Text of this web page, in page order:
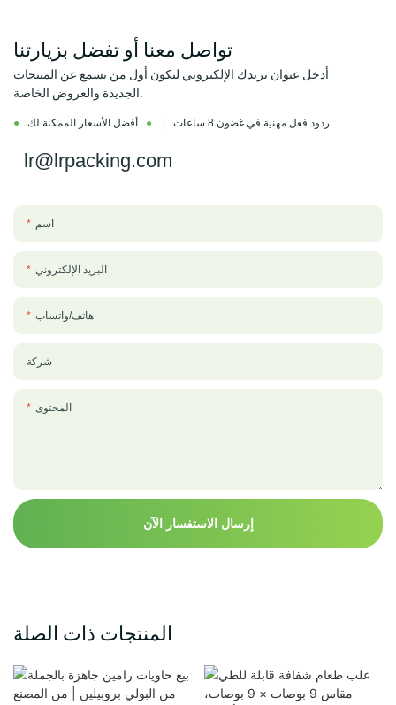
تواصل معنا أو تفضل بزيارتنا
أدخل عنوان بريدك الإلكتروني لتكون أول من يسمع عن المنتجات
الجديدة والعروض الخاصة.
● ردود فعل مهنية في غضون 8 ساعات | ● أفضل الأسعار الممكنة لك
lr@lrpacking.com
اسم
البريد الإلكتروني
هاتف/واتساب
شركة
المحتوى
إرسال الاستفسار الآن
المنتجات ذات الصلة